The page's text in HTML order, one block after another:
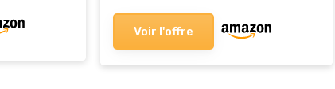
Voir l'offre